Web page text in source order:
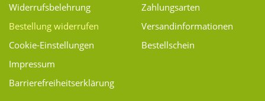
Widerrufsbelehrung
Bestellung widerrufen
Cookie-Einstellungen
Impressum
Barrierefreiheitserklärung
Zahlungsarten
Versand­informationen
Bestellschein